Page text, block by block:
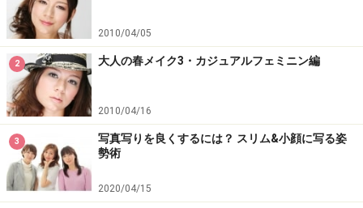
2010/04/05
2 大人の春メイク3・カジュアルフェミニン編
2010/04/16
3
写真写りを良くするには？ スリム&小顔に写る姿
勢術
2020/04/15